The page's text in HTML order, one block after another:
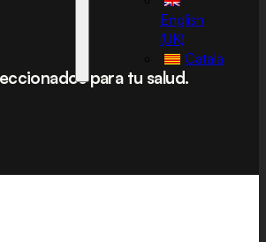
English
(UK)
Català
para tu salud.